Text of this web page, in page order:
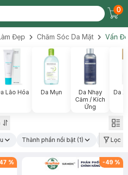
0
Đẹp Chăm Sóc Da Mặt Vấn
Lão Hóa Da Mụn
Da Nhạy
Cảm / Kích
Ứng
Da
Thành phần nổi bật (1) Loại sản
Lọc
47 % -49 %